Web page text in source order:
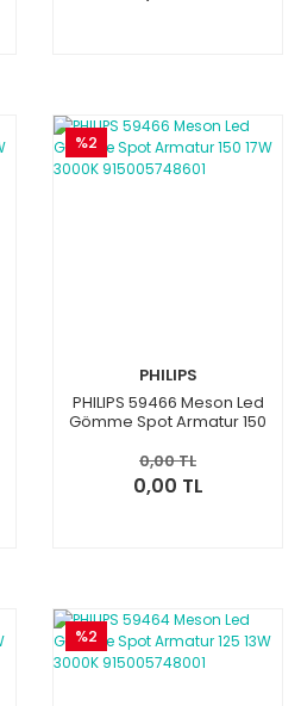
%2
PHILIPS
PHILIPS 59466 Meson Led
Gömme Spot Armatur 150
0,00 TL
0,00 TL
%2